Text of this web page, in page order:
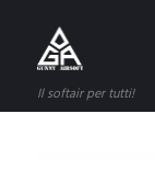
Il softair per tutti!